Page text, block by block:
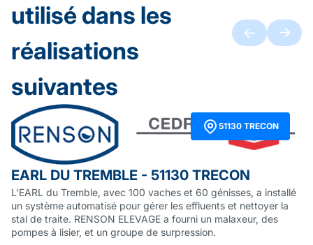
utilisé dans les
réalisations
suivantes
51130 TRECON
EARL DU TREMBLE - 51130 TRECON
L'EARL du Tremble, avec 100 vaches et 60 génisses, a installé
un système automatisé pour gérer les effluents et nettoyer la
stal de traite. RENSON ELEVAGE a fourni un malaxeur, des
pompes à lisier, et un groupe de surpression.